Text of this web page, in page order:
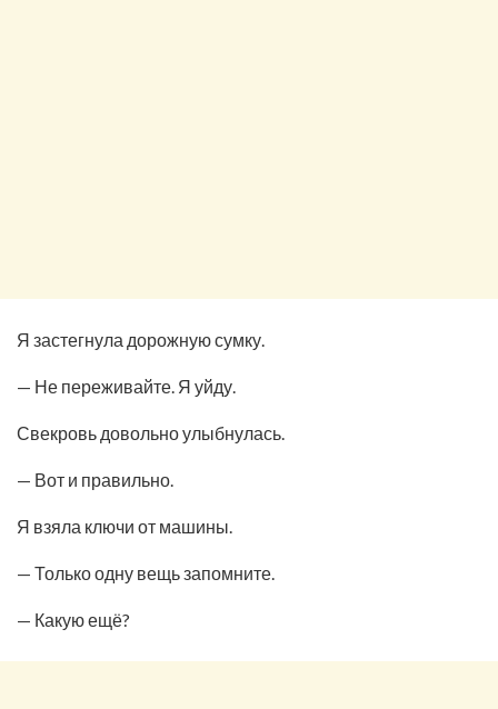
Я застегнула дорожную сумку.
— Не переживайте. Я уйду.
Свекровь довольно улыбнулась.
— Вот и правильно.
Я взяла ключи от машины.
— Только одну вещь запомните.
— Какую ещё?